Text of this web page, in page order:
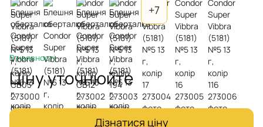
+7
В наявності
Ціну уточнюйте
Дізнатися ціну